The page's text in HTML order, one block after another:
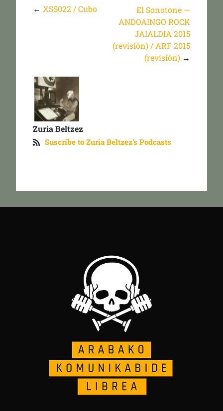
← XSS022 / Cubo
El Sonotone —
ANDOAINGO ROCK
JAIALDIA 2015
(revisión) / ARF 2015
(revisión) →
Zuria Beltzez
Suscribe to Zuria Beltzez's Podcasts